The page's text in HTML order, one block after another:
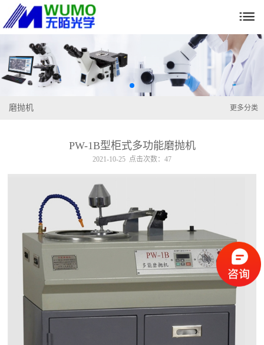

更多分类
磨抛机
PW-1B型柜式多功能磨抛机
2021-10-25 点击次数：47